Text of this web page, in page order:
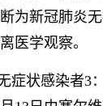
为新冠肺炎
医学观察。
状感染者3：